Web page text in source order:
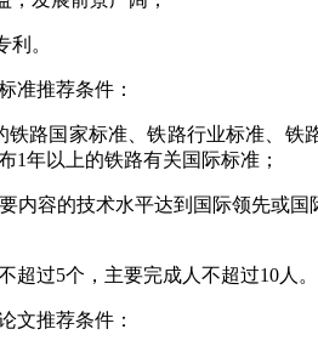
。
准推荐条件：
国家标准、铁路行业标准、铁
1年以上的铁路有关国际标准；
容的技术水平达到国际领先或国
过5个，主要完成人不超过10人。
文推荐条件：